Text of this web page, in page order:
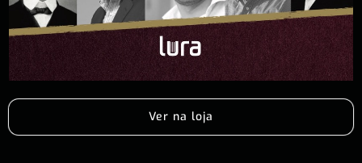
Ver na loja